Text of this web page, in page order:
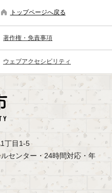
トップページへ戻る
著作権・免責事項
ウェブアクセシビリティ
丁目1-5
センター・24時間対応・年